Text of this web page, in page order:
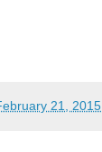
21, 2015